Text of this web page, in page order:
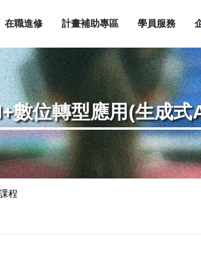
在職進修 計畫補助專區 學員服務
數位轉型應用(生成式
程